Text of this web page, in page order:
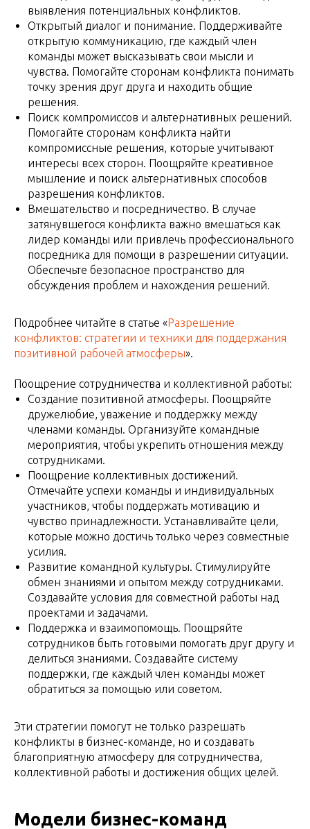
выявления потенциальных конфликтов.
Открытый диалог и понимание. Поддерживайте
открытую коммуникацию, где каждый член
команды может высказывать свои мысли и
чувства. Помогайте сторонам конфликта понимать
точку зрения друг друга и находить общие
решения.
Поиск компромиссов и альтернативных решений.
Помогайте сторонам конфликта найти
компромиссные решения, которые учитывают
интересы всех сторон. Поощряйте креативное
мышление и поиск альтернативных способов
разрешения конфликтов.
Вмешательство и посредничество. В случае
затянувшегося конфликта важно вмешаться как
лидер команды или привлечь профессионального
посредника для помощи в разрешении ситуации.
Обеспечьте безопасное пространство для
обсуждения проблем и нахождения решений.
Подробнее читайте в статье «Разрешение
конфликтов: стратегии и техники для поддержания
позитивной рабочей атмосферы».
Поощрение сотрудничества и коллективной работы:
Создание позитивной атмосферы. Поощряйте
дружелюбие, уважение и поддержку между
членами команды. Организуйте командные
мероприятия, чтобы укрепить отношения между
сотрудниками.
Поощрение коллективных достижений.
Отмечайте успехи команды и индивидуальных
участников, чтобы поддержать мотивацию и
чувство принадлежности. Устанавливайте цели,
которые можно достичь только через совместные
усилия.
Развитие командной культуры. Стимулируйте
обмен знаниями и опытом между сотрудниками.
Создавайте условия для совместной работы над
проектами и задачами.
Поддержка и взаимопомощь. Поощряйте
сотрудников быть готовыми помогать друг другу и
делиться знаниями. Создавайте систему
поддержки, где каждый член команды может
обратиться за помощью или советом.
Эти стратегии помогут не только разрешать
конфликты в бизнес-команде, но и создавать
благоприятную атмосферу для сотрудничества,
коллективной работы и достижения общих целей.
Модели бизнес-команд